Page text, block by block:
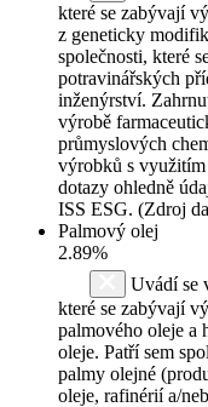
které se zabývají
z geneticky
společnosti, které
potravinářských
inženýrství.
výrobě
průmyslových
výrobků s využitím
dotazy ohledně
ISS ESG. (Zdroj
Palmový olej
2.89%
Uvádí se
které se zabývají
palmového oleje a
oleje. Patří sem
palmy olejné
oleje, rafinérií a/